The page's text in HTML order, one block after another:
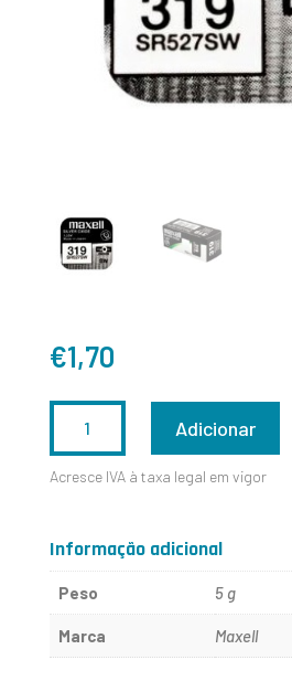
€1,70
DE
-
MAXELL
Adicionar
Acresce IVA à taxa legal em vigor
Informação adicional
Peso 5 g
Marca Maxell